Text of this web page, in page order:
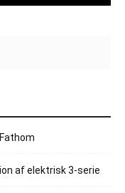
af elektrisk 3-serie